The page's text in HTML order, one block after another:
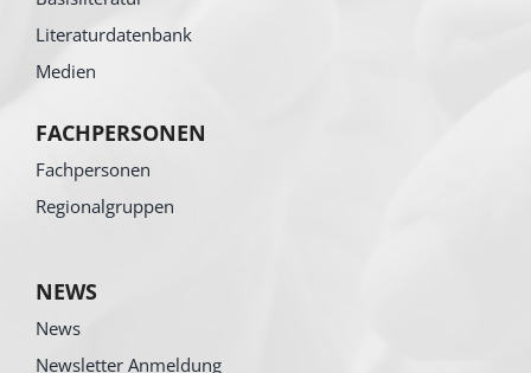
Literaturdatenbank
Medien
FACHPERSONEN
Fachpersonen
Regionalgruppen
NEWS
News
Newsletter Anmeldung